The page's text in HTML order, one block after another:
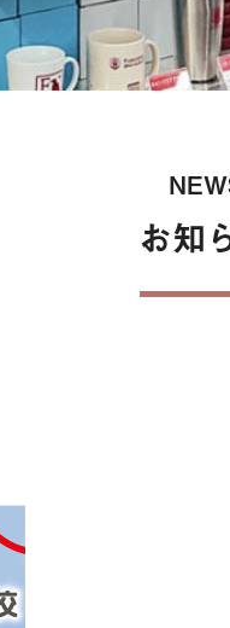
保険
お知